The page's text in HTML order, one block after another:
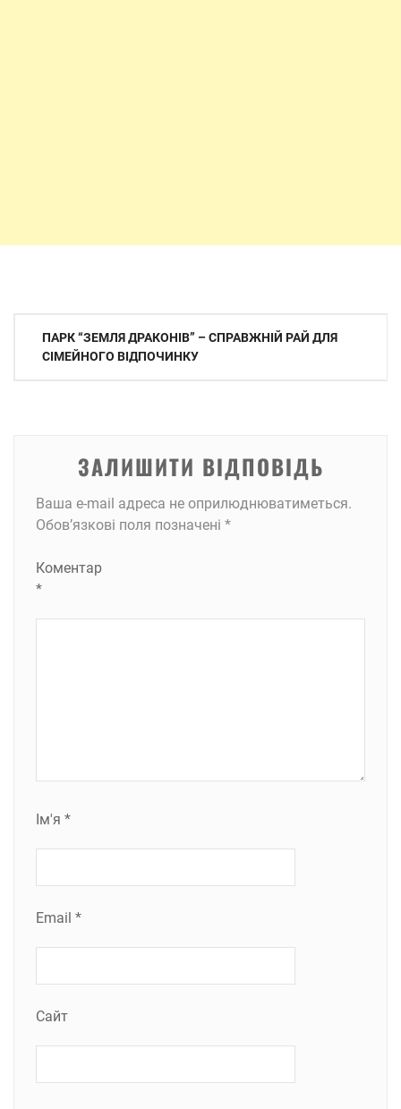
Навігація
записів
ПАРК “ЗЕМЛЯ ДРАКОНІВ” – СПРАВЖНІЙ РАЙ ДЛЯ
СІМЕЙНОГО ВІДПОЧИНКУ
ЗАЛИШИТИ ВІДПОВІДЬ
Ваша e-mail адреса не оприлюднюватиметься.
Обов’язкові поля позначені *
Коментар
*
Ім'я *
Email *
Сайт